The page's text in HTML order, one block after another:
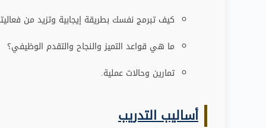
كيف تبرمج نفسك بطريقة إيجابية وتزيد من
ما هي قواعد التميز والنجاح والتقدم الوظيفي؟
تمارين وحالات عملية.
أساليب التدريب